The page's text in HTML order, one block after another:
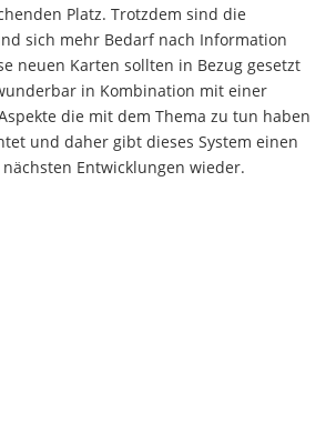
Platz. Trotzdem sind die
sich mehr Bedarf nach Information
neuen Karten sollten in Bezug gesetzt
in Kombination mit einer
die mit dem Thema zu tun haben
und daher gibt dieses System einen
Entwicklungen wieder.